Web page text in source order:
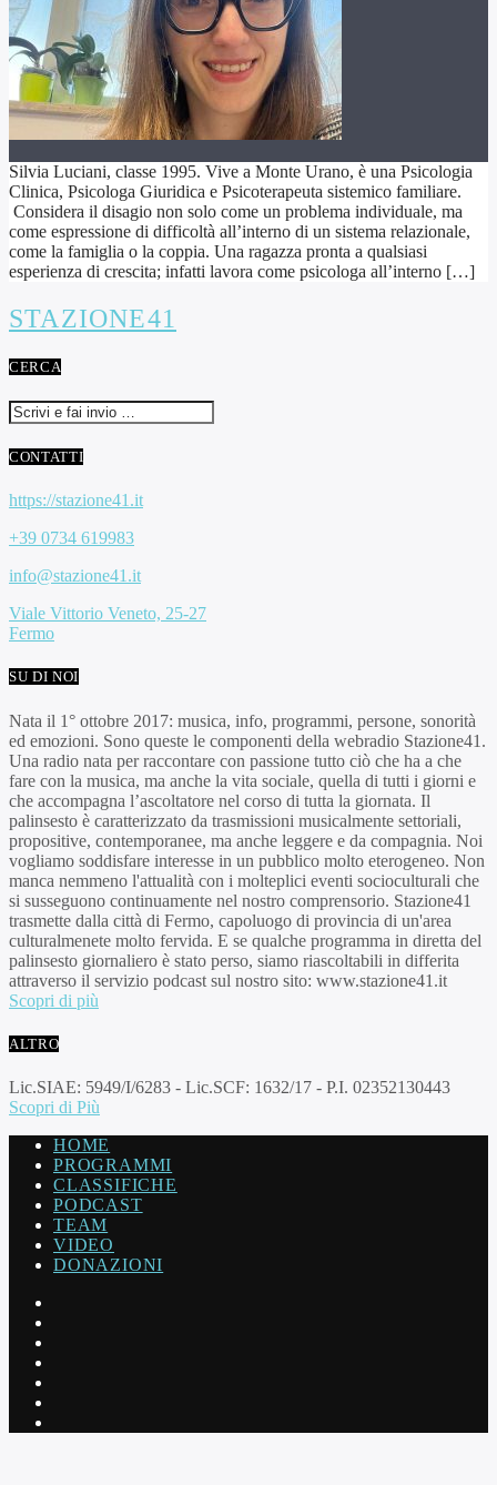
Silvia Luciani, classe 1995. Vive a Monte Urano, è una Psicologia
Clinica, Psicologa Giuridica e Psicoterapeuta sistemico familiare.
Considera il disagio non solo come un problema individuale, ma
come espressione di difficoltà all’interno di un sistema relazionale,
come la famiglia o la coppia. Una ragazza pronta a qualsiasi
esperienza di crescita; infatti lavora come psicologa all’interno […]
STAZIONE41
CERCA
CONTATTI
https://stazione41.it
+39 0734 619983
info@stazione41.it
Viale Vittorio Veneto, 25-27
Fermo
SU DI NOI
Nata il 1° ottobre 2017: musica, info, programmi, persone, sonorità
ed emozioni. Sono queste le componenti della webradio Stazione41.
Una radio nata per raccontare con passione tutto ciò che ha a che
fare con la musica, ma anche la vita sociale, quella di tutti i giorni e
che accompagna l’ascoltatore nel corso di tutta la giornata. Il
palinsesto è caratterizzato da trasmissioni musicalmente settoriali,
propositive, contemporanee, ma anche leggere e da compagnia. Noi
vogliamo soddisfare interesse in un pubblico molto eterogeneo. Non
manca nemmeno l'attualità con i molteplici eventi socioculturali che
si susseguono continuamente nel nostro comprensorio. Stazione41
trasmette dalla città di Fermo, capoluogo di provincia di un'area
culturalmenete molto fervida. E se qualche programma in diretta del
palinsesto giornaliero è stato perso, siamo riascoltabili in differita
attraverso il servizio podcast sul nostro sito: www.stazione41.it
Scopri di più
ALTRO
Lic.SIAE: 5949/I/6283 - Lic.SCF: 1632/17 - P.I. 02352130443
Scopri di Più
HOME
PROGRAMMI
CLASSIFICHE
PODCAST
TEAM
VIDEO
DONAZIONI